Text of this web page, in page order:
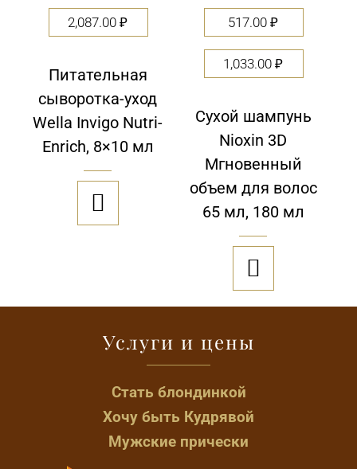
2,087.00 ₽
Питательная
сыворотка-уход
Wella Invigo Nutri-
Enrich, 8×10 мл

517.00 ₽
1,033.00 ₽
Сухой шампунь
Nioxin 3D
Мгновенный
объем для волос
65 мл, 180 мл

Услуги и цены
Стать блондинкой
Хочу быть Кудрявой
Мужские прически